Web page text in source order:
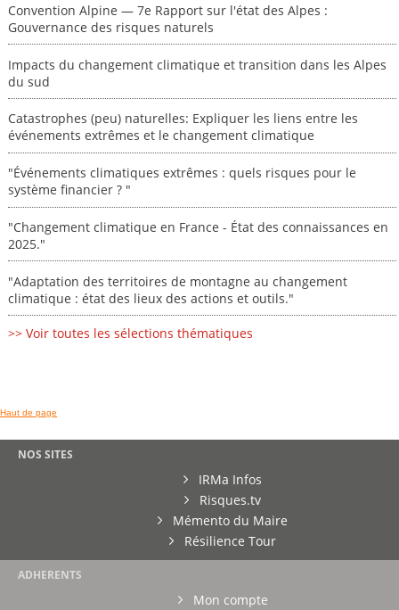
Convention Alpine — 7e Rapport sur l'état des Alpes :
Gouvernance des risques naturels
Impacts du changement climatique et transition dans les Alpes
du sud
Catastrophes (peu) naturelles: Expliquer les liens entre les
événements extrêmes et le changement climatique
"Événements climatiques extrêmes : quels risques pour le
système financier ? "
"Changement climatique en France - État des connaissances en
2025."
"Adaptation des territoires de montagne au changement
climatique : état des lieux des actions et outils."
>> Voir toutes les sélections thématiques
Haut de page
NOS SITES
IRMa Infos
Risques.tv
Mémento du Maire
Résilience Tour
ADHERENTS
Mon compte